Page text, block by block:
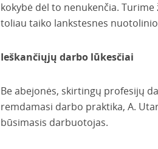
kokybė dėl to nenukenčia.
toliau taiko lankstesnes
Ieškančiųjų darbo lūkesčiai
Be abejonės, skirtingų profesijų
remdamasi darbo praktika, A.
būsimasis darbuotojas.